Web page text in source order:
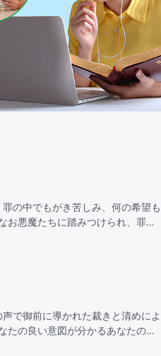
の中でもがき苦しみ、何の希望も
お悪魔たちに踏みつけられ、罪の
で御前に導かれた裁きと清めによ
たの良い意図が分かるあなたの裁